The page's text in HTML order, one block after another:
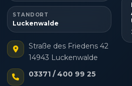
STANDORT
Luckenwalde
Straße des Friedens 42
14943 Luckenwalde
03371 / 400 99 25